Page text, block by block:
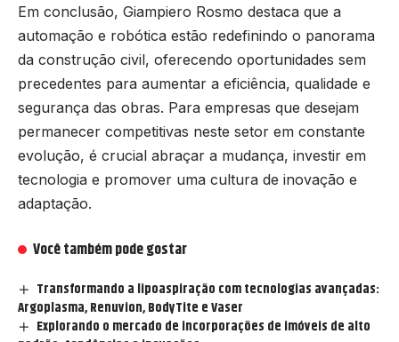
Em conclusão, Giampiero Rosmo destaca que a
automação e robótica estão redefinindo o panorama
da construção civil, oferecendo oportunidades sem
precedentes para aumentar a eficiência, qualidade e
segurança das obras. Para empresas que desejam
permanecer competitivas neste setor em constante
evolução, é crucial abraçar a mudança, investir em
tecnologia e promover uma cultura de inovação e
adaptação.
Você também pode gostar
Transformando a lipoaspiração com tecnologias avançadas:
Argoplasma, Renuvion, BodyTite e Vaser
Explorando o mercado de incorporações de imóveis de alto